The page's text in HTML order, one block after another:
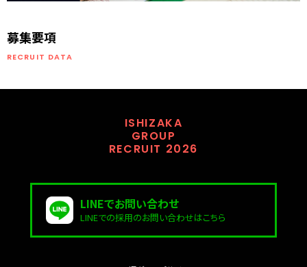
募集要項
RECRUIT DATA
ISHIZAKA
GROUP
RECRUIT 2026
LINEでお問い合わせ
LINEでの採用のお問い合わせはこちら